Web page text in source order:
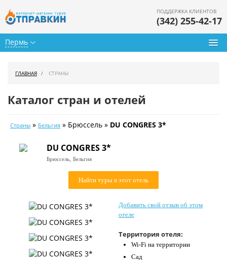
Пермь
ПОДДЕРЖКА КЛИЕНТОВ
(342) 255-42-17
Календарь туров
Цены дня
О нас
Контакты
ГЛАВНАЯ СТРАНЫ
Каталог стран и отелей
Страны » Бельгия » Брюссель » DU CONGRES 3*
DU CONGRES 3*
Брюссель, Бельгия
Найти туры в этот отель
Добавить свой отзыв об этом
отеле
Территория отеля:
Wi-Fi на территории
Сад